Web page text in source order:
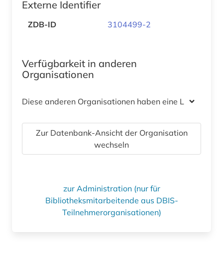
Externe Identifier
ZDB-ID 3104499-2
Verfügbarkeit in anderen
Organisationen
Diese anderen Organisationen haben eine Lizenz
Zur Datenbank-Ansicht der Organisation
wechseln
zur Administration (nur für
Bibliotheksmitarbeitende aus DBIS-
Teilnehmerorganisationen)